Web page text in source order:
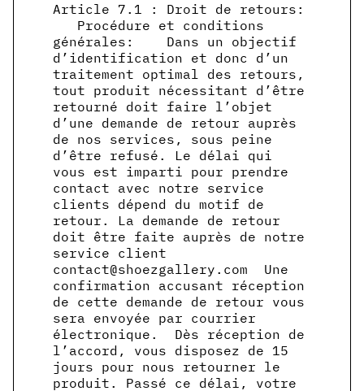
Article 7.1 : Droit de retours:
Procédure et conditions
générales: Dans un objectif
d’identification et donc d’un
traitement optimal des retours,
tout produit nécessitant d’être
retourné doit faire l’objet
d’une demande de retour auprès
de nos services, sous peine
d’être refusé. Le délai qui
vous est imparti pour prendre
contact avec notre service
clients dépend du motif de
retour. La demande de retour
doit être faite auprès de notre
service client
contact@shoezgallery.com Une
confirmation accusant réception
de cette demande de retour vous
sera envoyée par courrier
électronique. Dès réception de
l’accord, vous disposez de 15
jours pour nous retourner le
produit. Passé ce délai, votre